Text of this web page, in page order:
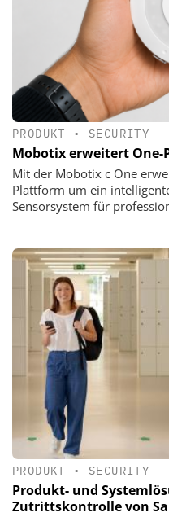
PRODUKT • SECURITY
Mobotix erweitert
Mit der Mobotix c One
Plattform um ein
Sensorsystem für
PRODUKT • SECURITY
Produkt- und
Zutrittskontrolle von